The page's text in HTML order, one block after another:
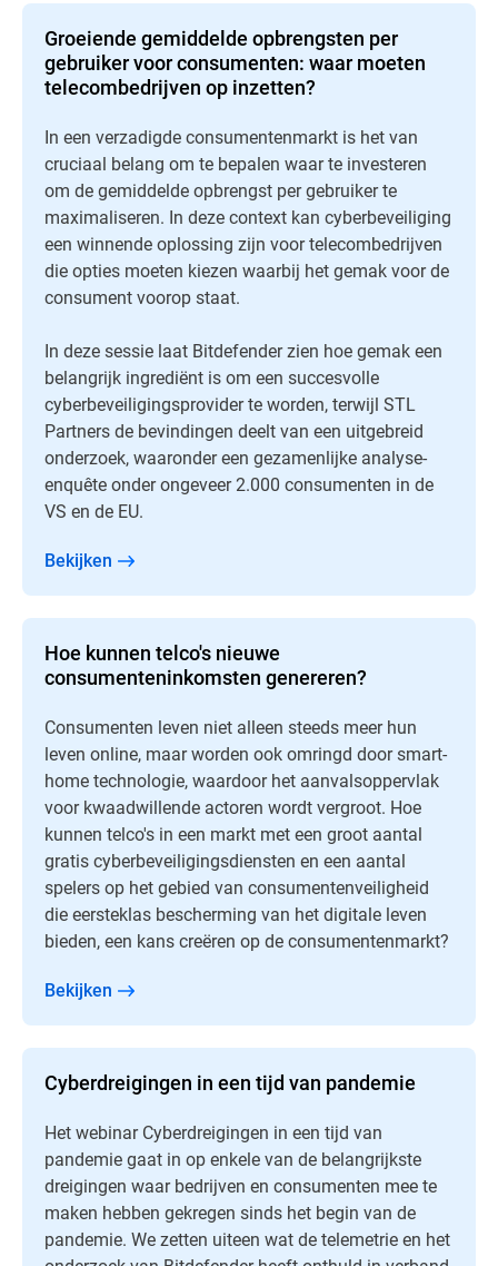
Groeiende gemiddelde opbrengsten per
gebruiker voor consumenten: waar moeten
telecombedrijven op inzetten?
In een verzadigde consumentenmarkt is het van
cruciaal belang om te bepalen waar te investeren
om de gemiddelde opbrengst per gebruiker te
maximaliseren. In deze context kan cyberbeveiliging
een winnende oplossing zijn voor telecombedrijven
die opties moeten kiezen waarbij het gemak voor de
consument voorop staat.
In deze sessie laat Bitdefender zien hoe gemak een
belangrijk ingrediënt is om een succesvolle
cyberbeveiligingsprovider te worden, terwijl STL
Partners de bevindingen deelt van een uitgebreid
onderzoek, waaronder een gezamenlijke analyse-
enquête onder ongeveer 2.000 consumenten in de
VS en de EU.
Bekijken
Hoe kunnen telco's nieuwe
consumenteninkomsten genereren?
Consumenten leven niet alleen steeds meer hun
leven online, maar worden ook omringd door smart-
home technologie, waardoor het aanvalsoppervlak
voor kwaadwillende actoren wordt vergroot. Hoe
kunnen telco's in een markt met een groot aantal
gratis cyberbeveiligingsdiensten en een aantal
spelers op het gebied van consumentenveiligheid
die eersteklas bescherming van het digitale leven
bieden, een kans creëren op de consumentenmarkt?​
Bekijken
Cyberdreigingen in een tijd van pandemie
Het webinar Cyberdreigingen in een tijd van
pandemie gaat in op enkele van de belangrijkste
dreigingen waar bedrijven en consumenten mee te
maken hebben gekregen sinds het begin van de
pandemie. We zetten uiteen wat de telemetrie en het